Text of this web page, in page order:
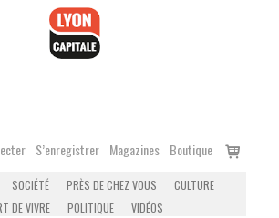
S’enregistrer Magazines Boutique
Voir
SOCIÉTÉ PRÈS DE CHEZ VOUS
CULTURE
DE VIVRE
POLITIQUE VIDÉOS